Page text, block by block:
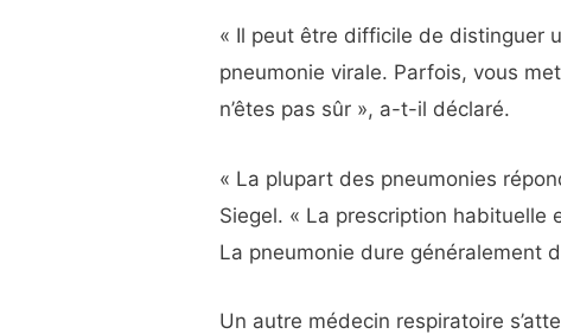
« Il peut être difficile de distinguer
pneumonie virale. Parfois, vous
n’êtes pas sûr », a-t-il déclaré.
« La plupart des pneumonies
Siegel. « La prescription
La pneumonie dure généralement
Un autre médecin respiratoire